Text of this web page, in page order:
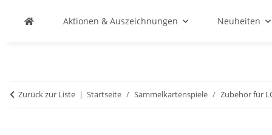
Aktionen & Auszeichnungen Neuheiten
Zurück zur Liste Startseite Sammelkartenspiele Zubehör für